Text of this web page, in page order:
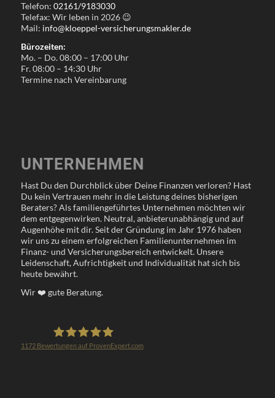
Telefon: 02161/9183030
Telefax: Wir leben in 2026 😉
Mail: info@kloeppel-versicherungsmakler.de
Bürozeiten:
Mo. – Do. 08:00 – 17:00 Uhr
Fr. 08:00 – 14:30 Uhr
Termine nach Vereinbarung
UNTERNEHMEN
Hast Du den Durchblick über Deine Finanzen verloren? Hast
Du kein Vertrauen mehr in die Leistung deines bisherigen
Beraters? Als familiengeführtes Unternehmen möchten wir
dem entgegenwirken. Neutral, anbieterunabhängig und auf
Augenhöhe mit dir. Seit der Gründung im Jahr 1976 haben
wir uns zu einem erfolgreichen Familienunternehmen im
Finanz- und Versicherungsbereich entwickelt. Unsere
Leidenschaft, Aufrichtigkeit und Individualität hat sich bis
heute bewährt.
Wir❤️ gute Beratung.
1172Bewertungen auf ProvenExpert.com